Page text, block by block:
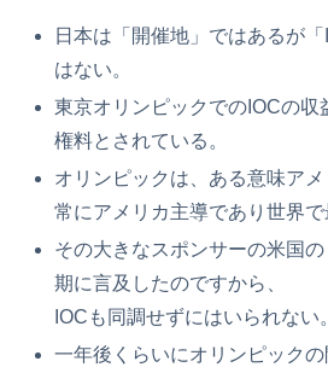
日本は「開催地」ではあるが
はない。
東京オリンピックでのIOCの収
権料とされている。
オリンピックは、ある意味ア
常にアメリカ主導であり世界で
その大きなスポンサーの米国
期に言及したのですから、
IOCも同調せずにはいられない。
一年後くらいにオリンピック